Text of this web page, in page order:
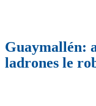
Guaymallén:
ladrones le